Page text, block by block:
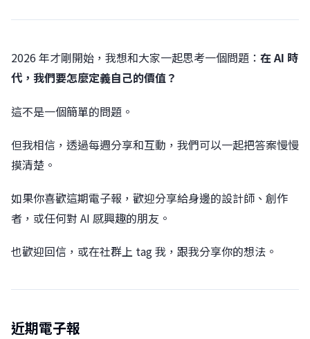
2026 年才剛開始，我想和大家一起思考一個問題： 在 AI 時
代，我們要怎麼定義自己的價值？
這不是一個簡單的問題。
但我相信，透過每週分享和互動，我們可以一起把答案慢慢
摸清楚。
如果你喜歡這期電子報，歡迎分享給身邊的設計師、創作
者，或任何對 AI 感興趣的朋友。
也歡迎回信，或在社群上 tag 我，跟我分享你的想法。
近期電子報